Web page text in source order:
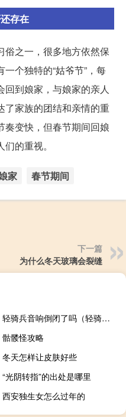
存在
俗之一，很多地方依然保
个独特的“姑爷节”，每
到娘家，与娘家的亲人
了家族的团结和亲情的重
奏变快，但春节期间回娘
的重视。
家 春节期间
下一篇
为什么冬天玻璃会裂缝
轻骑兵音响倒闭了吗（轻骑兵音响）
骷髅怪攻略
冬天怎样让皮肤好些
“光阴转指”的出处是哪里
西安独生女怎么过年的